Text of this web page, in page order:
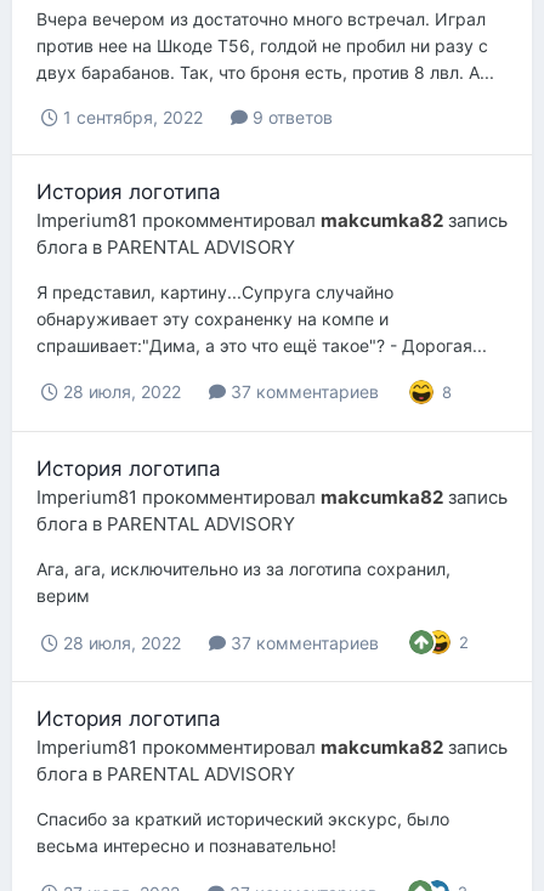
Вчера вечером из достаточно много встречал. Играл
против нее на Шкоде Т56, голдой не пробил ни разу с
двух барабанов. Так, что броня есть, против 8 лвл. А...
1 сентября, 2022 9 ответов
История логотипа
Imperium81 прокомментировал makcumka82 запись
блога в PARENTAL ADVISORY
Я представил, картину...Супруга случайно
обнаруживает эту сохраненку на компе и
спрашивает:"Дима, а это что ещё такое"? - Дорогая...
28 июля, 2022 37 комментариев 8
История логотипа
Imperium81 прокомментировал makcumka82 запись
блога в PARENTAL ADVISORY
Ага, ага, исключительно из за логотипа сохранил,
верим
28 июля, 2022 37 комментариев 2
История логотипа
Imperium81 прокомментировал makcumka82 запись
блога в PARENTAL ADVISORY
Спасибо за краткий исторический экскурс, было
весьма интересно и познавательно!